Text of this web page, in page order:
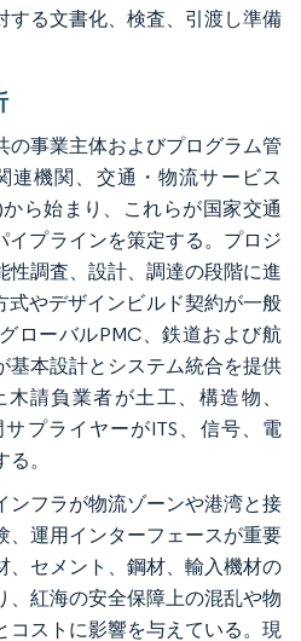
する文書化、検査、引渡し準備
の事業主体およびプログラム管
連機関、交通・物流サービス
ら始まり、これらが国家交通
イプラインを策定する。プロジ
性調査、設計、調達の段階に進
式やデザインビルド契約が一般
ローバルPMC、鉄道および航
基本設計とシステム統合を提供
請負業者が土工、構造物、
プライヤーがITS、信号、電
。
ンフラが物流ゾーンや港湾と接
、運用インターフェースが重要
、セメント、鋼材、輸入機材の
、紅海の安全保障上の混乱や物
コストに影響を与えている。現